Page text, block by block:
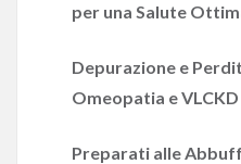
per una Salute
Depurazione e
Omeopatia e VLCKD
Preparati alle